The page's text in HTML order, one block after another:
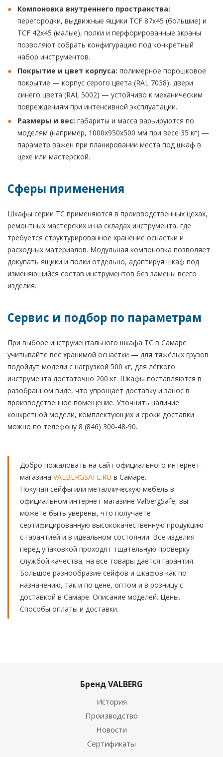
Компоновка внутреннего пространства:
перегородки, выдвижные ящики TCF 87x45 (большие) и
TCF 42x45 (малые), полки и перфорированные экраны
позволяют собрать конфигурацию под конкретный
набор инструментов.
Покрытие и цвет корпуса: полимерное порошковое
покрытие — корпус серого цвета (RAL 7038), двери
синего цвета (RAL 5002) — устойчиво к механическим
повреждениям при интенсивной эксплуатации.
Размеры и вес: габариты и масса варьируются по
моделям (например, 1000x950x500 мм при весе 35 кг) —
параметр важен при планировании места под шкаф в
цехе или мастерской.
Сферы применения
Шкафы серии TC применяются в производственных цехах,
ремонтных мастерских и на складах инструмента, где
требуется структурированное хранение оснастки и
расходных материалов. Модульная компоновка позволяет
докупать ящики и полки отдельно, адаптируя шкаф под
изменяющийся состав инструментов без замены всего
изделия.
Сервис и подбор по параметрам
При выборе инструментального шкафа TC в Самаре
учитывайте вес хранимой оснастки — для тяжёлых грузов
подойдут модели с нагрузкой 500 кг, для лёгкого
инструмента достаточно 200 кг. Шкафы поставляются в
разобранном виде, что упрощает доставку и занос в
производственное помещение. Уточнить наличие
конкретной модели, комплектующих и сроки доставки
можно по телефону 8 (846) 300-48-90.
Добро пожаловать на сайт официального интернет-
магазина VALBERGSAFE.RU в Самаре.
Покупая сейфы или металлическую мебель в
официальном интернет-магазине ValbergSafe, вы
можете быть уверены, что получаете
сертифицированную высококачественную продукцию
с гарантией и в идеальном состоянии. Все изделия
перед упаковкой проходят тщательную проверку
службой качества, на все товары даётся гарантия.
Большое разнообразие сейфов и шкафов как по
назначению, так и по цене, оптом и в розницу с
доставкой в Самаре. Описание моделей. Цены.
Способы оплаты и доставки.
Бренд VALBERG
История
Производство
Новости
Сертификаты